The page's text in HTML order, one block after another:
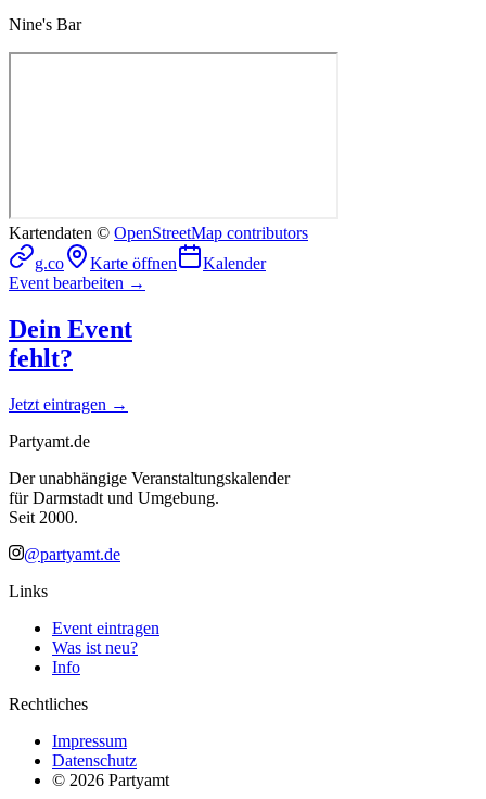
Nine's Bar
Kartendaten © OpenStreetMap contributors
g.co
Karte öffnen
Kalender
Event bearbeiten →
Dein Event
fehlt?
Jetzt eintragen →
Partyamt.de
Der unabhängige Veranstaltungskalender
für Darmstadt und Umgebung.
Seit 2000.
@partyamt.de
Links
Event eintragen
Was ist neu?
Info
Rechtliches
Impressum
Datenschutz
© 2026 Partyamt